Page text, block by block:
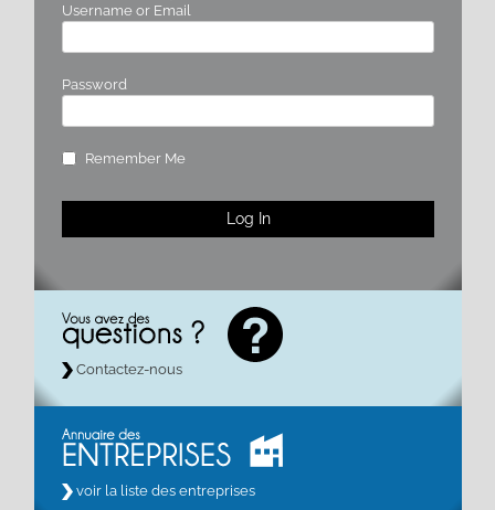
Username or Email
Password
Remember Me
Contactez-nous
voir la liste des entreprises